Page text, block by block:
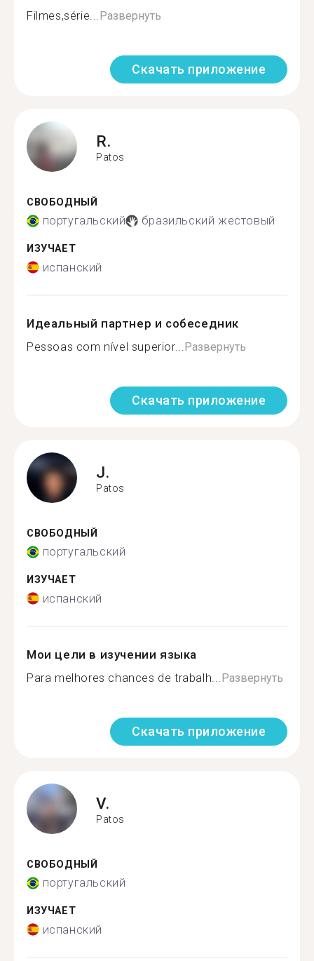
Filmes,série... Развернуть
Скачать приложение
R.
Patos
СВОБОДНЫЙ
португальский бразильский жестовый
ИЗУЧАЕТ
испанский
Идеальный партнер и собеседник
Pessoas com nível superior... Развернуть
Скачать приложение
J.
Patos
СВОБОДНЫЙ
португальский
ИЗУЧАЕТ
испанский
Мои цели в изучении языка
Para melhores chances de trabalh... Развернуть
Скачать приложение
V.
Patos
СВОБОДНЫЙ
португальский
ИЗУЧАЕТ
испанский